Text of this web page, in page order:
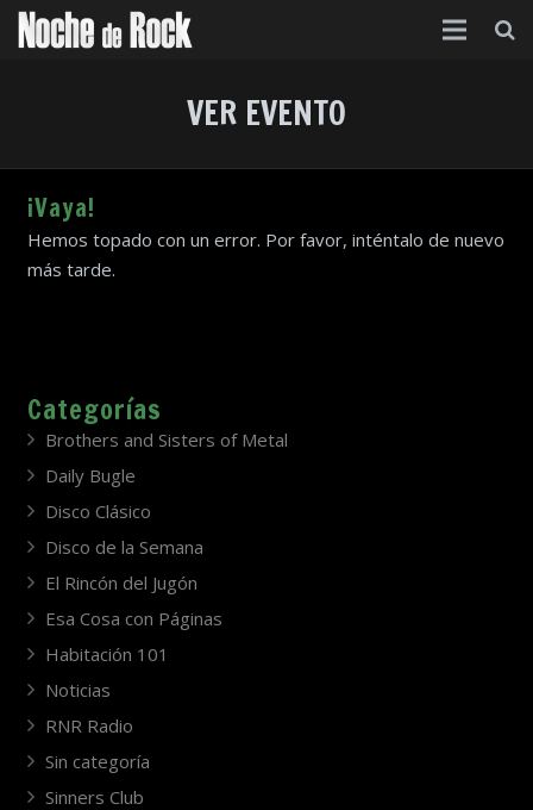
Agenda
Foro
VER EVENTO
¡Vaya!
Hemos topado con un error. Por favor, inténtalo de nuevo
más tarde.
Categorías
Brothers and Sisters of Metal
Daily Bugle
Disco Clásico
Disco de la Semana
El Rincón del Jugón
Esa Cosa con Páginas
Habitación 101
Noticias
RNR Radio
Sin categoría
Sinners Club